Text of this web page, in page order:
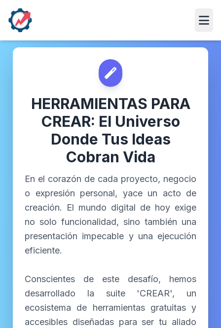
HERRAMIENTAS PARA
CREAR: El Universo
Donde Tus Ideas
Cobran Vida
En el corazón de cada proyecto, negocio
o expresión personal, yace un acto de
creación. El mundo digital de hoy exige
no solo funcionalidad, sino también una
presentación impecable y una ejecución
eficiente.
Conscientes de este desafío, hemos
desarrollado la suite 'CREAR', un
ecosistema de herramientas gratuitas y
accesibles diseñadas para ser tu aliado